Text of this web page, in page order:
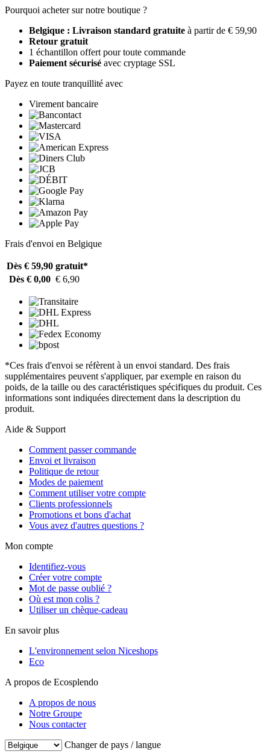
Pourquoi acheter sur notre boutique ?
Belgique : Livraison standard gratuite à partir de € 59,90
Retour gratuit
1 échantillon offert pour toute commande
Paiement sécurisé avec cryptage SSL
Payez en toute tranquillité avec
Virement bancaire
Frais d'envoi en Belgique
Dès € 59,90 gratuit*
Dès € 0,00 € 6,90
*Ces frais d'envoi se réfèrent à un envoi standard. Des frais
supplémentaires peuvent s'appliquer, par exemple en raison du
poids, de la taille ou des caractéristiques spécifiques du produit. Ces
informations sont indiquées directement dans la description du
produit.
Aide & Support
Comment passer commande
Envoi et livraison
Politique de retour
Modes de paiement
Comment utiliser votre compte
Clients professionnels
Promotions et bons d'achat
Vous avez d'autres questions ?
Mon compte
Identifiez-vous
Créer votre compte
Mot de passe oublié ?
Où est mon colis ?
Utiliser un chèque-cadeau
En savoir plus
L'environnement selon Niceshops
Eco
A propos de Ecosplendo
A propos de nous
Notre Groupe
Nous contacter
Changer de pays / langue